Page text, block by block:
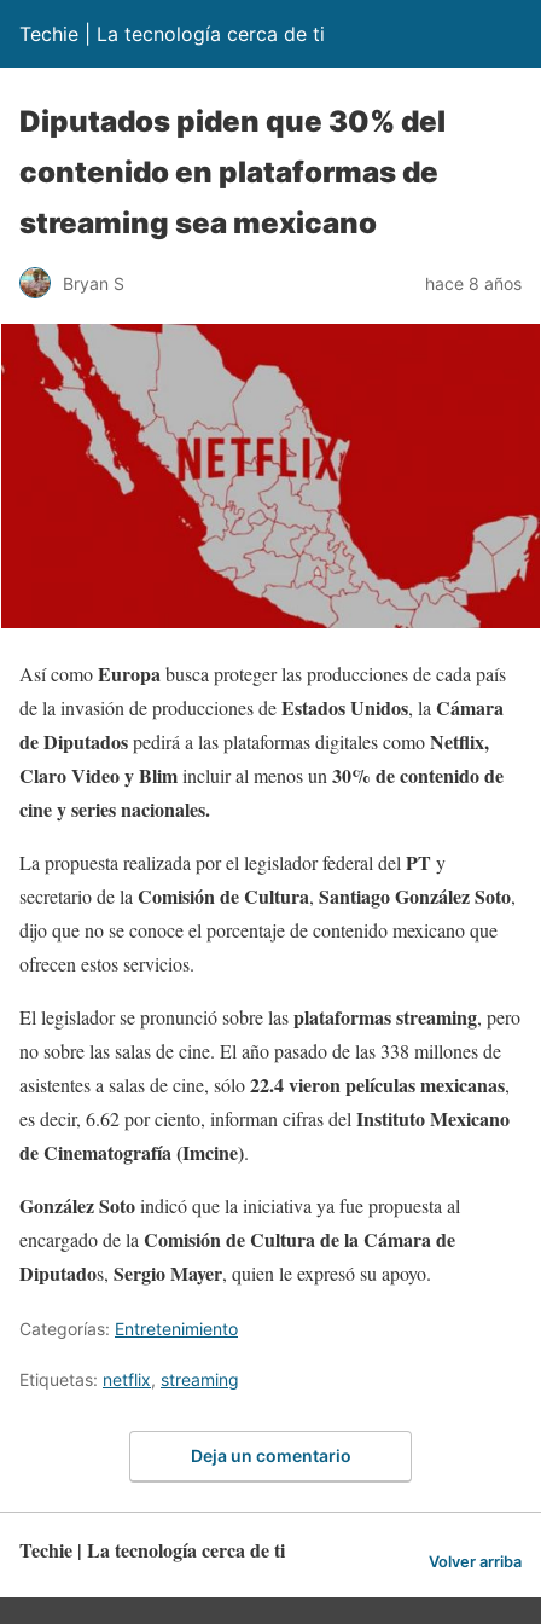
Techie | La tecnología cerca de ti
Diputados piden que 30% del
contenido en plataformas de
streaming sea mexicano
Bryan S hace 8 años
Así comoEuropabusca proteger las producciones de cada país
de la invasión de producciones deEstados Unidos, laCámara
de Diputadospedirá a las plataformas digitales comoNetflix,
Claro Video y Blimincluir al menos un30% de contenido de
cine y series nacionales.
La propuesta realizada por el legislador federal delPTy
secretario de laComisión de Cultura, Santiago González Soto,
dijo que no se conoce el porcentaje de contenido mexicano que
ofrecen estos servicios.
El legislador se pronunció sobre lasplataformas streaming, pero
no sobre las salas de cine. El año pasado de las 338 millones de
asistentes a salas de cine, sólo22.4 vieron películas mexicanas,
es decir, 6.62 por ciento, informan cifras delInstituto Mexicano
de Cinematografía (Imcine).
González Sotoindicó que la iniciativa ya fue propuesta al
encargado de laComisión de Cultura de la Cámara de
Diputados, Sergio Mayer, quien le expresó su apoyo.
Categorías: Entretenimiento
Etiquetas: netflix, streaming
Deja un comentario
Techie | La tecnología cerca de ti Volver arriba